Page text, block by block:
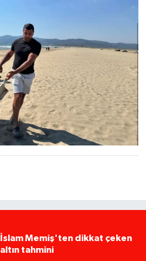
İslam Memiş'ten dikkat çeken
altın tahmini